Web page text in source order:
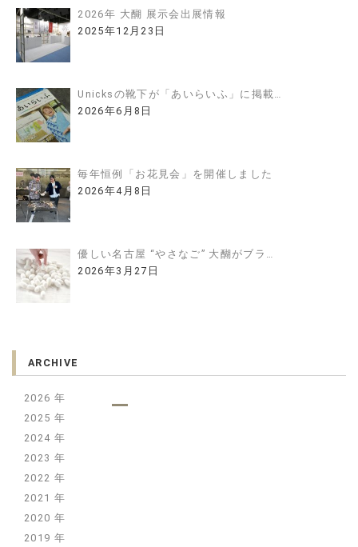
2026年 大醐 展示会出展情報
2025年12月23日
Unicksの靴下が「あいらいふ」に掲載…
2026年6月8日
毎年恒例「お花見会」を開催しました
2026年4月8日
優しい名古屋 “やさなご” 大醐がブラ…
2026年3月27日
ARCHIVE
2026
2025
2024
2023
2022
2021
2020
2019